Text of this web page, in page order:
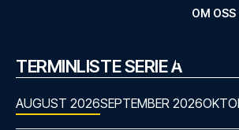
OM OSS
TERMINLISTE SERIE A
AUGUST 2026SEPTEMBER 2026